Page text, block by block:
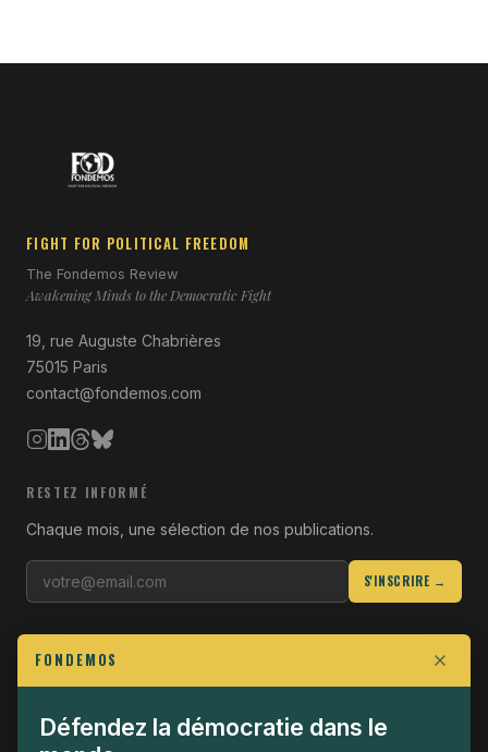
FIGHT FOR POLITICAL FREEDOM
The Fondemos Review
Awakening Minds to the Democratic Fight
19, rue Auguste Chabrières
75015 Paris
contact@fondemos.com
RESTEZ INFORMÉ
Chaque mois, une sélection de nos publications.
S'INSCRIRE →
Qui sommes-nous
Join the Fight
FONDEMOS
Défendez la démocratie dans le